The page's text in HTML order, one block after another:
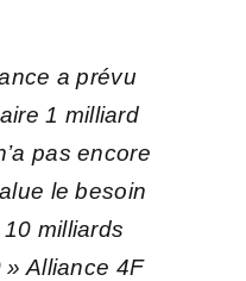
a prévu
1 milliard
pas encore
le besoin
milliards
» Alliance 4F